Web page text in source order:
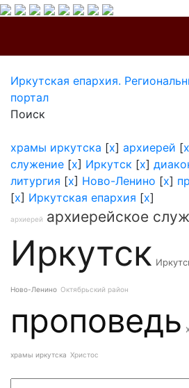
Иркутская епархия.
портал
Поиск
храмы иркутска [x] архиерей [x
служение [x] Иркутск [x]
литургия [x] Ново-Ленино [x]
[x] Иркутская епархия [x]
архиерей архиерейское
Иркутск
Ново-Ленино Октябрьский район
проповедь
храмы иркутска Христос